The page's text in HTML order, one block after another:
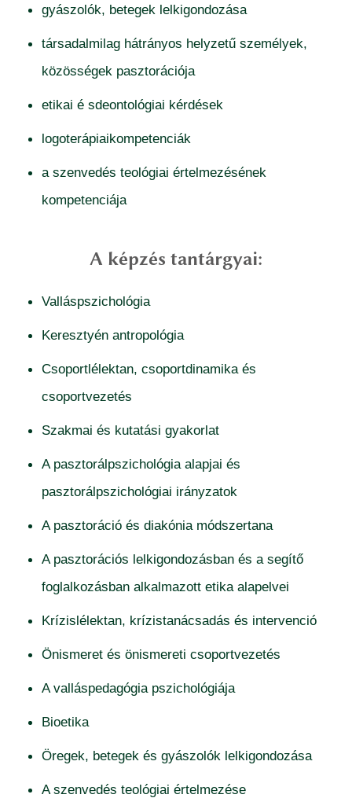
gyászolók, betegek lelkigondozása
társadalmilag hátrányos helyzetű személyek,
közösségek pasztorációja
etikai é sdeontológiai kérdések
logoterápiaikompetenciák
a szenvedés teológiai értelmezésének
kompetenciája
A képzés tantárgyai:
Valláspszichológia
Keresztyén antropológia
Csoportlélektan, csoportdinamika és
csoportvezetés
Szakmai és kutatási gyakorlat
A pasztorálpszichológia alapjai és
pasztorálpszichológiai irányzatok
A pasztoráció és diakónia módszertana
A pasztorációs lelkigondozásban és a segítő
foglalkozásban alkalmazott etika alapelvei
Krízislélektan, krízistanácsadás és intervenció
Önismeret és önismereti csoportvezetés
A valláspedagógia pszichológiája
Bioetika
Öregek, betegek és gyászolók lelkigondozása
A szenvedés teológiai értelmezése